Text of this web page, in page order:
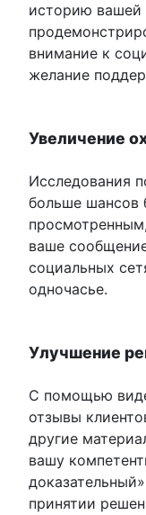
историю вашей
внимание к
желание
Увеличение
Исследования
больше шансов
ваше
социальных
одночасье.
Улучшение
С помощью
отзывы
другие
вашу
принятии